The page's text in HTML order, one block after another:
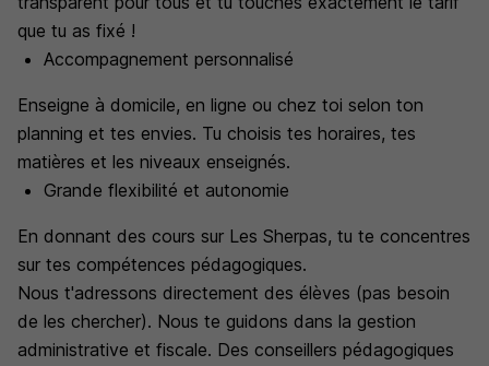
que tu as fixé !
Accompagnement personnalisé
Enseigne à domicile, en ligne ou chez toi selon ton
planning et tes envies. Tu choisis tes horaires, tes
matières et les niveaux enseignés.
Grande flexibilité et autonomie
En donnant des cours sur Les Sherpas, tu te concentres
sur tes compétences pédagogiques.
Nous t'adressons directement des élèves (pas besoin
de les chercher). Nous te guidons dans la gestion
administrative et fiscale. Des conseillers pédagogiques